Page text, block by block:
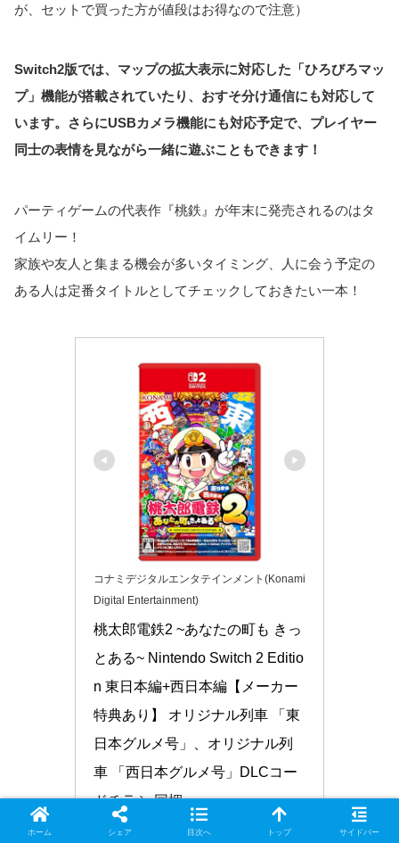
が、セットで買った方が値段はお得なので注意）
Switch2版では、マップの拡大表示に対応した「ひろびろマッ
プ」機能が搭載されていたり、おすそ分け通信にも対応して
います。さらにUSBカメラ機能にも対応予定で、プレイヤー
同士の表情を見ながら一緒に遊ぶこともできます！
パーティゲームの代表作『桃鉄』が年末に発売されるのはタ
イムリー！
家族や友人と集まる機会が多いタイミング、人に会う予定の
ある人は定番タイトルとしてチェックしておきたい一本！
コナミデジタルエンタテインメント(Konami
Digital Entertainment)
桃太郎電鉄2 ~あなたの町も きっ
とある~ Nintendo Switch 2 Editio
n 東日本編+西日本編【メーカー
特典あり】 オリジナル列車 「東
日本グルメ号」、オリジナル列
車 「西日本グルメ号」DLCコー
ドチラシ 同梱
4988602179231
ホーム シェア 目次へ トップ サイドバー